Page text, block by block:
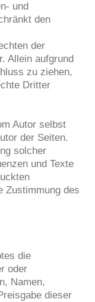
und
den
der
Allein aufgrund
zu ziehen,
Dritter
Autor selbst
der Seiten.
solcher
und Texte
Zustimmung des
die
oder
Namen,
dieser